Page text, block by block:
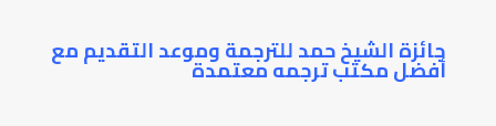
جائزة الشيخ حمد للترجمة وموعد التقديم مع
أفضل مكتب ترجمه معتمدة